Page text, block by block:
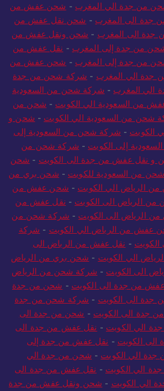
من جدة الي المغرب - شحن عفش من
جدة الى المغرب - شحن نقل عفش من
الى المغرب - شحن ونقل عفش من
من جدة إلى المغرب - نقل عفش من
من جدة إلى المغرب - شحن عفش من
جدة الي المغرب - شركة شحن من جدة
الي المغرب - شركة شحن من السعودية
من السعودية الي الكويت - شحن من
شحن من السعودية الي الكويت - شحن و
الكويت - شركة شحن من السعودية إلى
إلى الكويت - شركة شحن من
و نقل عفش من جدة الى الكويت - شحن
شحن من السعودية للكويت - شحن بري من
الرياض الي الكويت - شحن عفش من
الرياض الى الكويت - نقل عفش من
الرياض الى الكويت - شركة شحن من
عفش من الرياض الي الكويت - شركة
- نقل عفش من الرياض الى
الي الكويت - شحن بري من الرياض
الى الكويت - شركة شحن من الرياض
من جدة الى الكويت - شحن من جدة
جدة الى الكويت - شركة شحن من جدة
جدة الى الكويت - شحن من جدة الى
الي الكويت - نقل عفش من جدة الى
الكويت - نقل عفش من جدة إلى
الي الكويت - شحن من جدة الي
الي الكويت - نقل عفش من جدة الى
الي الكويت - شحن ونقل عفش من جدة